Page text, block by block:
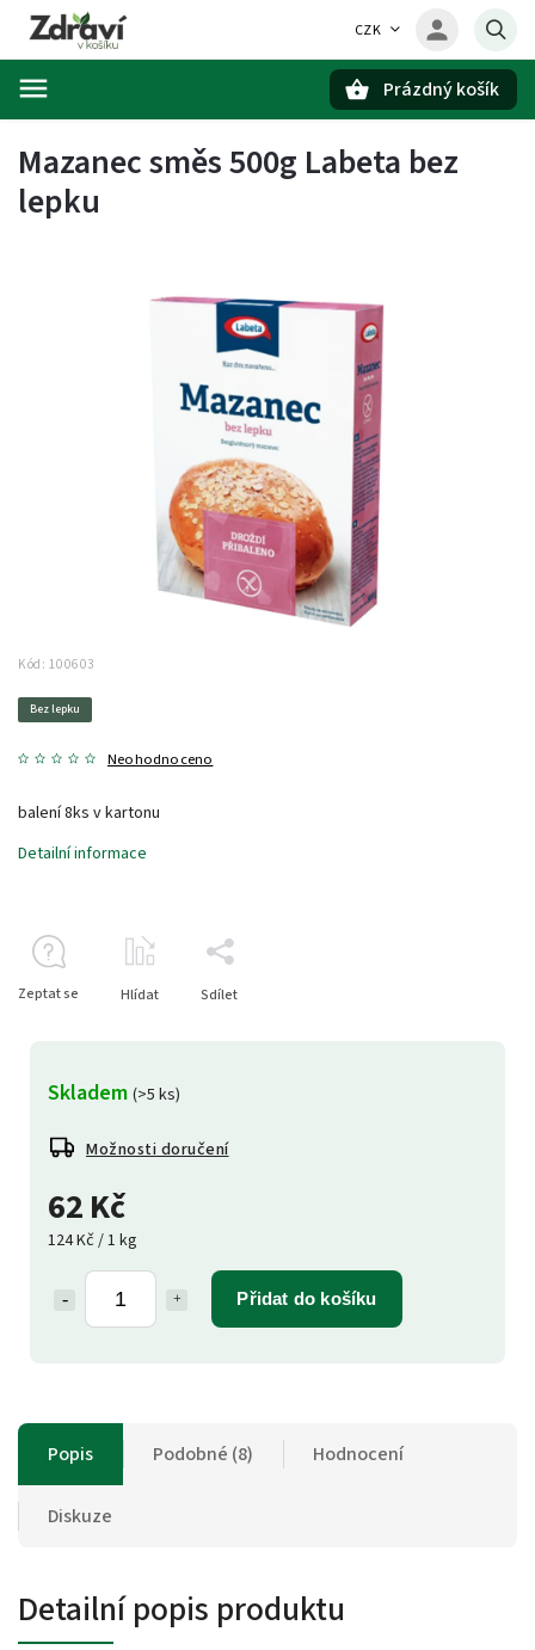
CZK
Prázdný košík
Mazanec směs 500g Labeta bez
lepku
Kód: 100603
Bez lepku
Neohodnoceno
62 Kč
124 Kč / 1 kg
Přidat do košíku
Skladem (>5 ks)
Možnosti doručení
balení 8ks v kartonu
Detailní informace
Zeptat se Hlídat Sdílet
Popis Podobné (8) Hodnocení
Diskuze
Detailní popis produktu